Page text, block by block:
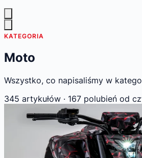
KATEGORIA
Moto
Wszystko, co napisaliśmy w
345 artykułów · 167 polubień od